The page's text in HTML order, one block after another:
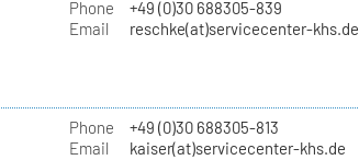
Phone
+49 (0)30 688305-839
Email
reschke(at)servicecenter-khs.de
Phone
+49 (0)30 688305-813
Email
kaiser(at)servicecenter-khs.de